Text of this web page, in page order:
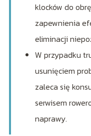
klocków do
zapewnienia
eliminacji
W przypadku
usunięciem
zaleca się
serwisem
naprawy.